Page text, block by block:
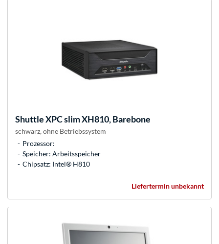
ShuttleXPC slim XH810, Barebone
schwarz, ohne Betriebssystem
Prozessor:
Speicher: Arbeitsspeicher
Chipsatz: Intel® H810
Liefertermin unbekannt